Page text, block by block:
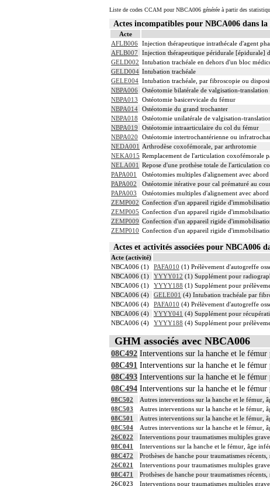
Liste de codes CCAM pour NBCA006 générée à partir des
Actes incompatibles pour NBCA006 dans
Acte
AFLB006 Injection thérapeutique intrathécale d'agent
AFLB007
Injection thérapeutique péridurale [épidurale]
GELD002 Intubation trachéale en dehors d'un bloc
GELD004 Intubation trachéale
GELE004 Intubation trachéale, par fibroscopie ou
NBPA006 Ostéotomie bilatérale de valgisation-
NBPA013
Ostéotomie basicervicale du fémur
NBPA014 Ostéotomie du grand trochanter
NBPA018
Ostéotomie unilatérale de valgisation-
NBPA019
Ostéotomie intraarticulaire du col du fémur
NBPA020
Ostéotomie intertrochantérienne ou
NEDA001 Arthrodèse coxofémorale, par arthrotomie
NEKA015 Remplacement de l'articulation coxofémorale
NELA001 Repose d'une prothèse totale de l'articulation
PAPA001
Ostéotomies multiples d'alignement avec
PAPA002
Ostéotomie itérative pour cal prématuré au
PAPA003
Ostéotomies multiples d'alignement avec
ZEMP002 Confection d'un appareil rigide
ZEMP005 Confection d'un appareil rigide
ZEMP009 Confection d'un appareil rigide
ZEMP010 Confection d'un appareil rigide
Actes et activités associées pour NBCA006
Acte (activité)
NBCA006 (1)
PAFA010 (1) Prélèvement d'autogreffe
NBCA006 (1)
YYYY012 (1) Supplément pour
NBCA006 (1)
YYYY188 (1) Supplément pour
NBCA006 (4)
GELE001 (4) Intubation trachéale par
NBCA006 (4)
PAFA010 (4) Prélèvement d'autogreffe
NBCA006 (4)
YYYY041 (4) Supplément pour
NBCA006 (4)
YYYY188 (4) Supplément pour
GHM associés avec NBCA006
08C492 Interventions sur la hanche et le fémur
08C491 Interventions sur la hanche et le fémur
08C493 Interventions sur la hanche et le fémur
08C494 Interventions sur la hanche et le fémur
08C502
Autres interventions sur la hanche et le fémur,
08C503
Autres interventions sur la hanche et le fémur,
08C501
Autres interventions sur la hanche et le fémur,
08C504
Autres interventions sur la hanche et le fémur,
26C022
Interventions pour traumatismes multiples
08C041
Interventions sur la hanche et le fémur, âge
08C472
Prothèses de hanche pour traumatismes récents,
26C021
Interventions pour traumatismes multiples
08C471
Prothèses de hanche pour traumatismes récents,
26C023
Interventions pour traumatismes multiples